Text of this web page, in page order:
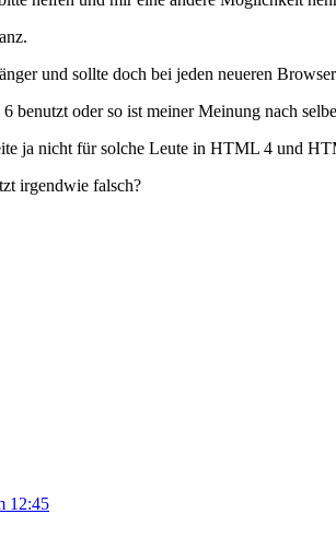
und sollte doch bei jeden neueren
benutzt oder so ist meiner Meinung nach
ja nicht für solche Leute in HTML 4 und
irgendwie falsch?
12:45